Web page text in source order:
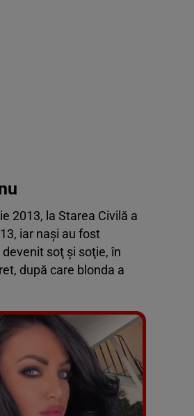
2013, la Starea Civilă a
iar naşi au fost
soţ şi soţie, în
după care blonda a